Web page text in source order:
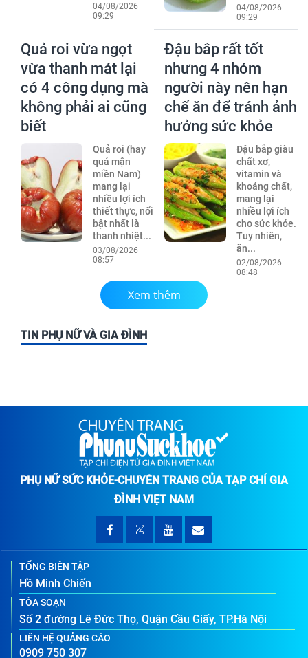
04/08/2026
09:29
04/08/2026
09:29
Quả roi vừa ngọt
vừa thanh mát lại
có 4 công dụng mà
không phải ai cũng
biết
Quả roi (hay
quả mận
miền Nam)
mang lại
nhiều lợi ích
thiết thực, nổi
bật nhất là
thanh nhiệt...
03/08/2026
08:57
Đậu bắp rất tốt
nhưng 4 nhóm
người này nên hạn
chế ăn để tránh ảnh
hưởng sức khỏe
Đậu bắp giàu
chất xơ,
vitamin và
khoáng chất,
mang lại
nhiều lợi ích
cho sức khỏe.
Tuy nhiên,
ăn...
02/08/2026
08:48
Xem thêm
TIN PHỤ NỮ VÀ GIA ĐÌNH
PHỤ NỮ SỨC KHỎE-CHUYÊN TRANG CỦA TẠP CHÍ GIA
ĐÌNH VIỆT NAM
TỔNG BIÊN TẬP
Hồ Minh Chiến
TÒA SOẠN
Số 2 đường Lê Đức Thọ, Quận Cầu Giấy, TP.Hà Nội
LIÊN HỆ QUẢNG CÁO
0909 750 307